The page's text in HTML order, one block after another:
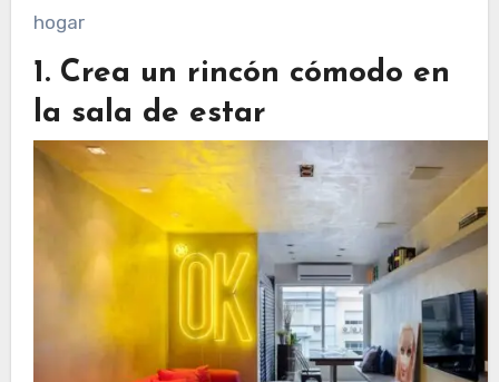
hogar
1. Crea un rincón cómodo en
la sala de estar